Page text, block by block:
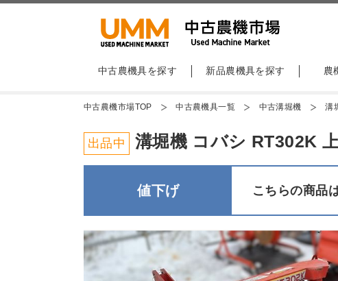
中古農機具を探す 新品農機具を探す 農
中古農機市場TOP 中古農機具一覧 中古溝堀機 溝
出品中 溝堀機 コバシ RT302K
値下げ こちらの商品